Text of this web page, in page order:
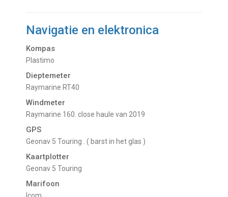
Navigatie en elektronica
Kompas
Plastimo
Dieptemeter
Raymarine RT40
Windmeter
Raymarine 160. close haule van 2019
GPS
Geonav 5 Touring . ( barst in het glas )
Kaartplotter
Geonav 5 Touring
Marifoon